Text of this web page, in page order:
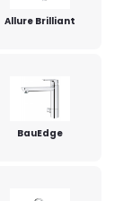
Allure Brilliant
BauEdge